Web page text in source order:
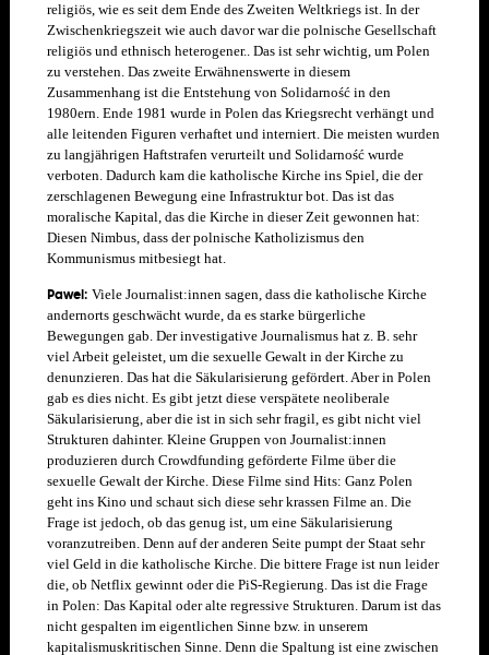
religiös, wie es seit dem Ende des Zweiten Weltkriegs ist. In der
Zwischenkriegszeit wie auch davor war die polnische Gesellschaft
religiös und ethnisch heterogener.. Das ist sehr wichtig, um Polen
zu verstehen. Das zweite Erwähnenswerte in diesem
Zusammenhang ist die Entstehung von Solidarność in den
1980ern. Ende 1981 wurde in Polen das Kriegsrecht verhängt und
alle leitenden Figuren verhaftet und interniert. Die meisten wurden
zu langjährigen Haftstrafen verurteilt und Solidarność wurde
verboten. Dadurch kam die katholische Kirche ins Spiel, die der
zerschlagenen Bewegung eine Infrastruktur bot. Das ist das
moralische Kapital, das die Kirche in dieser Zeit gewonnen hat:
Diesen Nimbus, dass der polnische Katholizismus den
Kommunismus mitbesiegt hat.
Pawel:Viele Journalist:innen sagen, dass die katholische Kirche
andernorts geschwächt wurde, da es starke bürgerliche
Bewegungen gab. Der investigative Journalismus hat z. B. sehr
viel Arbeit geleistet, um die sexuelle Gewalt in der Kirche zu
denunzieren. Das hat die Säkularisierung gefördert. Aber in Polen
gab es dies nicht. Es gibt jetzt diese verspätete neoliberale
Säkularisierung, aber die ist in sich sehr fragil, es gibt nicht viel
Strukturen dahinter. Kleine Gruppen von Journalist:innen
produzieren durch Crowdfunding geförderte Filme über die
sexuelle Gewalt der Kirche. Diese Filme sind Hits: Ganz Polen
geht ins Kino und schaut sich diese sehr krassen Filme an. Die
Frage ist jedoch, ob das genug ist, um eine Säkularisierung
voranzutreiben. Denn auf der anderen Seite pumpt der Staat sehr
viel Geld in die katholische Kirche. Die bittere Frage ist nun leider
die, ob Netflix gewinnt oder die PiS-Regierung.Das ist die Frage
in Polen: Das Kapital oder alte regressive Strukturen. Darum ist das
nicht gespalten im eigentlichen Sinne bzw. in unserem
kapitalismuskritischen Sinne. Denn die Spaltung ist eine zwischen